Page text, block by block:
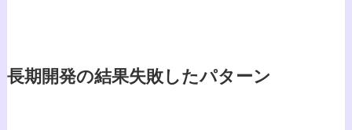
長期開発の結果失敗したパターン